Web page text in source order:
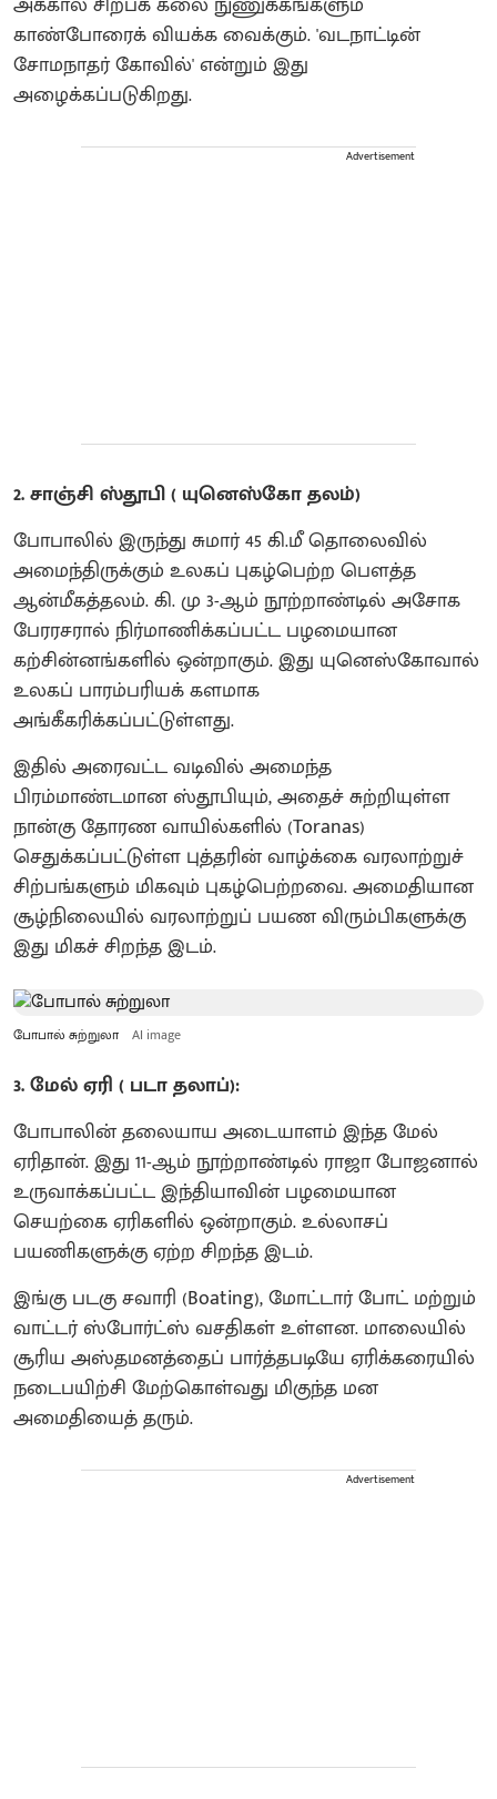
காண்போரைக் வியக்க வைக்கும். 'வடநாட்டின்
சோமநாதர் கோவில்' என்றும் இது
அழைக்கப்படுகிறது.
Advertisement
2. சாஞ்சி ஸ்தூபி ( யுனெஸ்கோ தலம்)
போபாலில் இருந்து சுமார் 45 கி.மீ தொலைவில்
அமைந்திருக்கும் உலகப் புகழ்பெற்ற பௌத்த
ஆன்மீகத்தலம். கி. மு 3-ஆம் நூற்றாண்டில் அசோக
பேரரசரால் நிர்மாணிக்கப்பட்ட பழமையான
கற்சின்னங்களில் ஒன்றாகும். இது யுனெஸ்கோவால்
உலகப் பாரம்பரியக் களமாக
அங்கீகரிக்கப்பட்டுள்ளது.
இதில் அரைவட்ட வடிவில் அமைந்த
பிரம்மாண்டமான ஸ்தூபியும், அதைச் சுற்றியுள்ள
நான்கு தோரண வாயில்களில் (Toranas)
செதுக்கப்பட்டுள்ள புத்தரின் வாழ்க்கை வரலாற்றுச்
சிற்பங்களும் மிகவும் புகழ்பெற்றவை. அமைதியான
சூழ்நிலையில் வரலாற்றுப் பயண விரும்பிகளுக்கு
இது மிகச் சிறந்த இடம்.
போபால் சுற்றுலா AI image
3. மேல் ஏரி ( படா தலாப்):
போபாலின் தலையாய அடையாளம் இந்த மேல்
ஏரிதான். இது 11-ஆம் நூற்றாண்டில் ராஜா போஜனால்
உருவாக்கப்பட்ட இந்தியாவின் பழமையான
செயற்கை ஏரிகளில் ஒன்றாகும். உல்லாசப்
பயணிகளுக்கு ஏற்ற சிறந்த இடம்.
இங்கு படகு சவாரி (Boating), மோட்டார் போட் மற்றும்
வாட்டர் ஸ்போர்ட்ஸ் வசதிகள் உள்ளன. மாலையில்
சூரிய அஸ்தமனத்தைப் பார்த்தபடியே ஏரிக்கரையில்
நடைபயிற்சி மேற்கொள்வது மிகுந்த மன
அமைதியைத் தரும்.
Advertisement